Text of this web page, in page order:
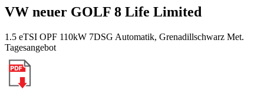
VW neuer GOLF 8 Life Limited
1.5 eTSI OPF 110kW 7DSG Automatik, Grenadillschwarz Met.
Tagesangebot